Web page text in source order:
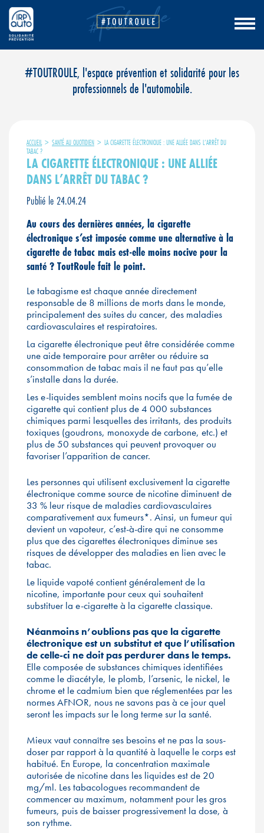
#TOUTROULE, l'espace prévention et solidarité pour les
professionnels de l'automobile.
ACCUEIL > SANTÉ AU QUOTIDIEN > LA CIGARETTE ÉLECTRONIQUE : UNE ALLIÉE DANS L’ARRÊT DU
TABAC ?
LA CIGARETTE ÉLECTRONIQUE : UNE ALLIÉE
DANS L’ARRÊT DU TABAC ?
Publié le 24.04.24
Au cours des dernières années, la cigarette
électronique s’est imposée comme une alternative à la
cigarette de tabac mais est-elle moins nocive pour la
santé ? ToutRoule fait le point.
Le tabagisme est chaque année directement
responsable de 8 millions de morts dans le monde,
principalement des suites du cancer, des maladies
cardiovasculaires et respiratoires.
La cigarette électronique peut être considérée comme
une aide temporaire pour arrêter ou réduire sa
consommation de tabac mais il ne faut pas qu’elle
s’installe dans la durée.
Les e-liquides semblent moins nocifs que la fumée de
cigarette qui contient plus de 4 000 substances
chimiques parmi lesquelles des irritants, des produits
toxiques (goudrons, monoxyde de carbone, etc.) et
plus de 50 substances qui peuvent provoquer ou
favoriser l’apparition de cancer.
Les personnes qui utilisent exclusivement la cigarette
électronique comme source de nicotine diminuent de
33 % leur risque de maladies cardiovasculaires
comparativement aux fumeurs*. Ainsi, un fumeur qui
devient un vapoteur, c’est-à-dire qui ne consomme
plus que des cigarettes électroniques diminue ses
risques de développer des maladies en lien avec le
tabac.
Le liquide vapoté contient généralement de la
nicotine, importante pour ceux qui souhaitent
substituer la e-cigarette à la cigarette classique.
Néanmoins n’oublions pas que la cigarette
électronique est un substitut et que l’utilisation
de celle-ci ne doit pas perdurer dans le temps.
Elle composée de substances chimiques identifiées
comme le diacétyle, le plomb, l’arsenic, le nickel, le
chrome et le cadmium bien que réglementées par les
normes AFNOR, nous ne savons pas à ce jour quel
seront les impacts sur le long terme sur la santé.
Mieux vaut connaître ses besoins et ne pas la sous-
doser par rapport à la quantité à laquelle le corps est
habitué. En Europe, la concentration maximale
autorisée de nicotine dans les liquides est de 20
mg/ml. Les tabacologues recommandent de
commencer au maximum, notamment pour les gros
fumeurs, puis de baisser progressivement la dose, à
son rythme.